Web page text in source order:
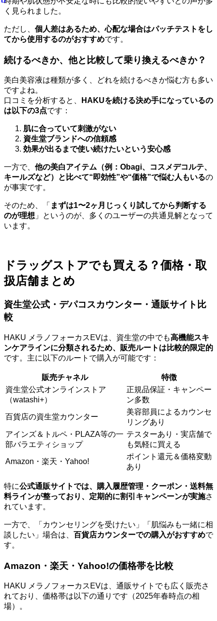
く見られました。
ただし、 個人差はあるため、心配な場合はパッチテストをし
てから使用するのがおすすめです。
続けるべきか、他と比較して乗り換えるべきか？
美白美容液は種類が多く、どれを続けるべきか悩む方も多い
ですよね。
口コミを分析すると、
HAKUを続ける決め手になっているの
は以下の3点です：
肌に合っていて刺激がない
資生堂ブランドへの信頼感
効果が出るまで使い続けたいという安心感
一方で、 他の美白アイテム（例：Obagi、コスメデコルテ、
キールズなど）と比べて“即効性”や“価格”で悩む人もいるの
が事実です。
そのため、「 まずは1〜2ヶ月じっくり試してから判断する
のが理想 」というのが、多くのユーザーの共通見解となって
います。
ドラッグストアでも買える？価格・取
扱店舗まとめ
資生堂公式・デパコスカウンター・通販サイト比
較
HAKU メラノフォーカスEVは、資生堂の中でも高機能スキ
ンケアラインに分類されるため、販売ルートは比較的限定的
です。主に以下のルートで購入が可能です：
販売チャネル
特徴
資生堂公式オンラインストア
（watashi+）
正規品保証・キャンペー
ン多数
百貨店の資生堂カウンター
美容部員によるカウンセ
リングあり
アインズ＆トルペ・PLAZA等の一
部バラエティショップ
テスターあり・実店舗で
も気軽に買える
Amazon・楽天・Yahoo!
ポイント還元＆価格変動
あり
特に公式通販サイトでは、購入履歴管理・クーポン・送料無
料ラインが整っており、定期的に割引キャンペーンが実施さ
れています。
一方で、「カウンセリングを受けたい」「肌悩みも一緒に相
談したい」場合は、 百貨店カウンターでの購入がおすすめで
す。
Amazon・楽天・Yahoo!の価格帯を比較
HAKU メラノフォーカスEVは、通販サイトでも広く販売さ
れており、価格帯は以下の通りです（2025年春時点の相
場）。